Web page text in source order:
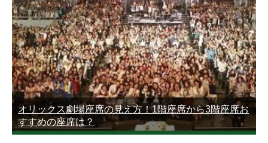
オリックス劇場座席の見え方！1階座席から3階座席お
すすめの座席は？